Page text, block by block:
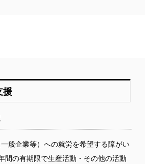
援
般企業等）への就労を希望する障がい
間の有期限で生産活動・その他の活動